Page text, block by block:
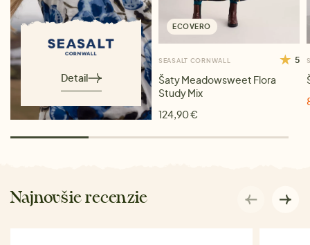
Detail
ECOVERO
SEASALT CORNWALL 5
Šaty Meadowsweet Flora
Study Mix
124,90 €
Najnovšie recenzie